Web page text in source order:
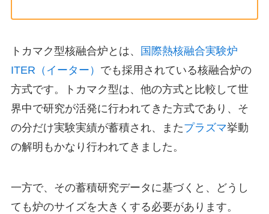
トカマク型核融合炉とは、
国際熱核融合実験炉
ITER（イーター） でも採用されている核融合炉の
方式です。トカマク型は、他の方式と比較して世
界中で研究が活発に行われてきた方式であり、そ
の分だけ実験実績が蓄積され、またプラズマ挙動
の解明もかなり行われてきました。
一方で、その蓄積研究データに基づくと、どうし
ても炉のサイズを大きくする必要があります。